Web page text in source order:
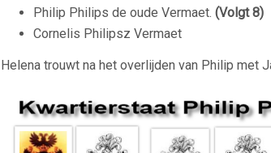
Philip Philips de oude Vermaet. (Volgt 8)
Cornelis Philipsz Vermaet
Helena trouwt na het overlijden van Philip met